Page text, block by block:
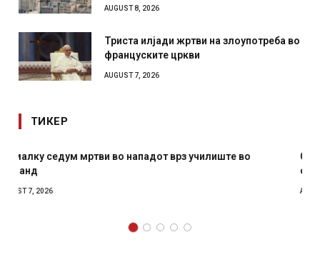
AUGUST 8, 2026
Триста илјади жртви на злоупотреба во
француските цркви
AUGUST 7, 2026
ТИКЕР
СОЗИС: Украинците повеќе им веруваат на генералите
отколку на Зеленски
AUGUST 7, 2026